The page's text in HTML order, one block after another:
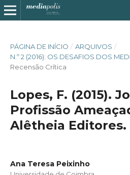
PÁGINA DE INÍCIO / ARQUIVOS /
N.º 2 (2016): OS DESAFIOS DOS
Recensão Crítica
Lopes, F. (2015).
Profissão
Alêtheia Editores.
Ana Teresa Peixinho